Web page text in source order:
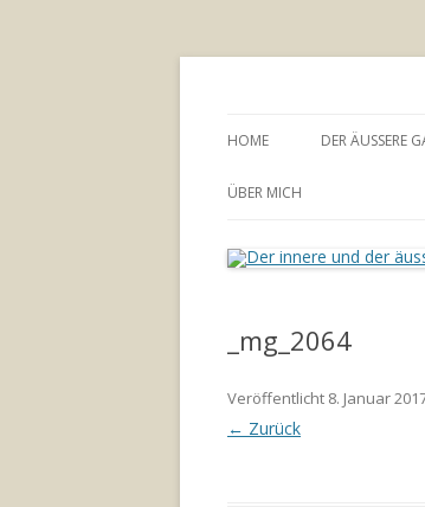
HOME DER ÄUSSERE
ÜBER MICH
_mg_2064
Veröffentlicht 8. Januar
← Zurück